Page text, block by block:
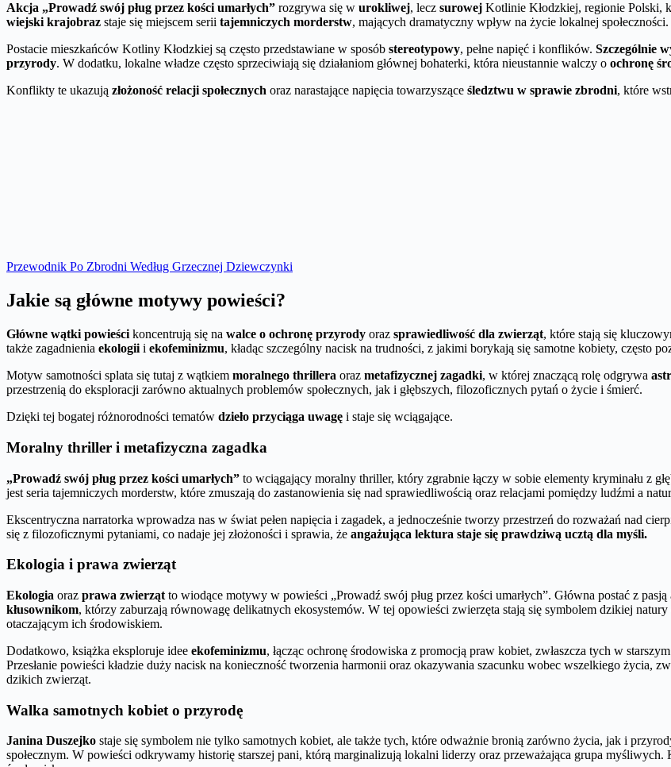
Akcja „Prowadź swój pług przez kości umarłych” rozgrywa się w urokliwej, lecz surowej Kotlinie Kłodzkiej, regionie Polski,
wiejski krajobraz staje się miejscem serii tajemniczych morderstw, mających dramatyczny wpływ na życie lokalnej społeczności.
Postacie mieszkańców Kotliny Kłodzkiej są często przedstawiane w sposób stereotypowy, pełne napięć i konflików. Szczególnie
przyrody. W dodatku, lokalne władze często sprzeciwiają się działaniom głównej bohaterki, która nieustannie walczy o ochronę
Konflikty te ukazują złożoność relacji społecznych oraz narastające napięcia towarzyszące śledztwu w sprawie zbrodni, które
Przewodnik Po Zbrodni Według Grzecznej Dziewczynki
Jakie są główne motywy powieści?
Główne wątki powieści koncentrują się na walce o ochronę przyrody oraz sprawiedliwość dla zwierząt, które stają się
także zagadnienia ekologii i ekofeminizmu, kładąc szczególny nacisk na trudności, z jakimi borykają się samotne kobiety, często
Motyw samotności splata się tutaj z wątkiem moralnego thrillera oraz metafizycznej zagadki, w której znaczącą rolę odgrywa
przestrzenią do eksploracji zarówno aktualnych problemów społecznych, jak i głębszych, filozoficznych pytań o życie i śmierć.
Dzięki tej bogatej różnorodności tematów dzieło przyciąga uwagę i staje się wciągające.
Moralny thriller i metafizyczna zagadka
„Prowadź swój pług przez kości umarłych” to wciągający moralny thriller, który zgrabnie łączy w sobie elementy kryminału z
jest seria tajemniczych morderstw, które zmuszają do zastanowienia się nad sprawiedliwością oraz relacjami pomiędzy ludźmi a
Ekscentryczna narratorka wprowadza nas w świat pełen napięcia i zagadek, a jednocześnie tworzy przestrzeń do rozważań nad
się z filozoficznymi pytaniami, co nadaje jej złożoności i sprawia, że angażująca lektura staje się prawdziwą ucztą dla myśli.
Ekologia i prawa zwierząt
Ekologia oraz prawa zwierząt to wiodące motywy w powieści „Prowadź swój pług przez kości umarłych”. Główna postać z
kłusownikom, którzy zaburzają równowagę delikatnych ekosystemów. W tej opowieści zwierzęta stają się symbolem dzikiej
otaczającym ich środowiskiem.
Dodatkowo, książka eksploruje idee ekofeminizmu, łącząc ochronę środowiska z promocją praw kobiet, zwłaszcza tych w
Przesłanie powieści kładzie duży nacisk na konieczność tworzenia harmonii oraz okazywania szacunku wobec wszelkiego życia,
dzikich zwierząt.
Walka samotnych kobiet o przyrodę
Janina Duszejko staje się symbolem nie tylko samotnych kobiet, ale także tych, które odważnie bronią zarówno życia, jak i
społecznym. W powieści odkrywamy historię starszej pani, którą marginalizują lokalni liderzy oraz przeważająca grupa